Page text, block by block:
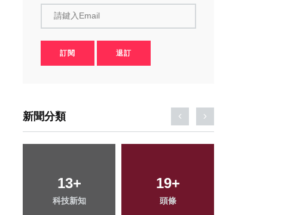
請鍵入Email
訂閱 退訂
新聞分類
25+
宗教
61+
旅遊